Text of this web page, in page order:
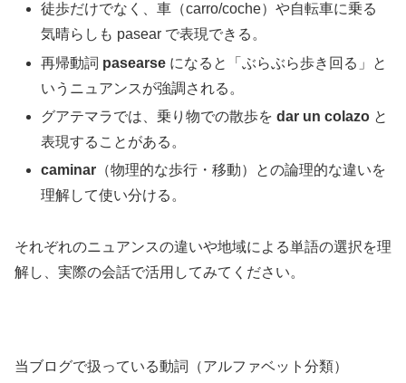
徒歩だけでなく、車（carro/coche）や自転車に乗る
気晴らしも pasear で表現できる。
再帰動詞 pasearse になると「ぶらぶら歩き回る」と
いうニュアンスが強調される。
グアテマラでは、乗り物での散歩をdar un colazo と
表現することがある。
caminar （物理的な歩行・移動）との論理的な違いを
理解して使い分ける。
それぞれのニュアンスの違いや地域による単語の選択を理
解し、実際の会話で活用してみてください。
当ブログで扱っている動詞（アルファベット分類）